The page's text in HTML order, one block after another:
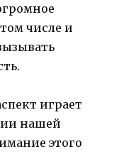
числе и
играет
нашей
этого